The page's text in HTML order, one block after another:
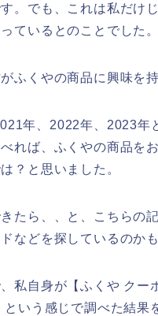
。でも、これは私だけ
ているとのことでした。
ふくやの商品に興味を
年、2022年、2023年
れば、ふくやの商品を
？と思いました。
たら、、と、こちらの
などを探しているのか
私自身が【ふくや クー
いう感じで調べた結果